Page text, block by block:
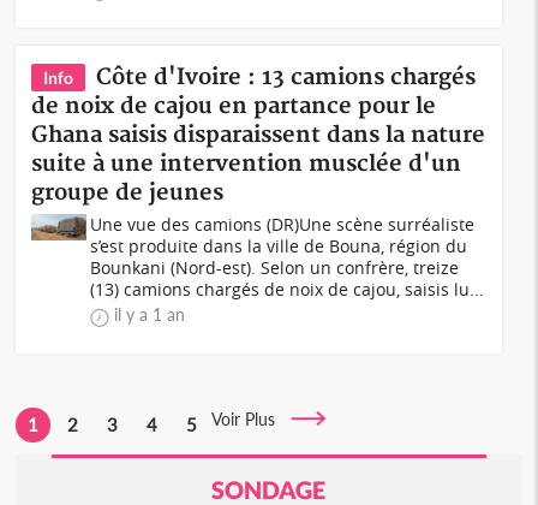
Info
Côte d'Ivoire : 13 camions chargés
de noix de cajou en partance pour le
Ghana saisis disparaissent dans la nature
suite à une intervention musclée d'un
groupe de jeunes
Une vue des camions (DR)Une scène surréaliste
s’est produite dans la ville de Bouna, région du
Bounkani (Nord-est). Selon un confrère, treize
(13) camions chargés de noix de cajou, saisis lu...
il y a 1 an
1 2 3 4 5 Voir Plus
SONDAGE